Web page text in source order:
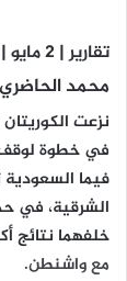
تقارير | 2 مايو | مأرب برس :
محمد
نزعت
في خطوة لوقف
فيما السعودية
الشرقية، في
خلفهما نتائج
مع واشنطن.